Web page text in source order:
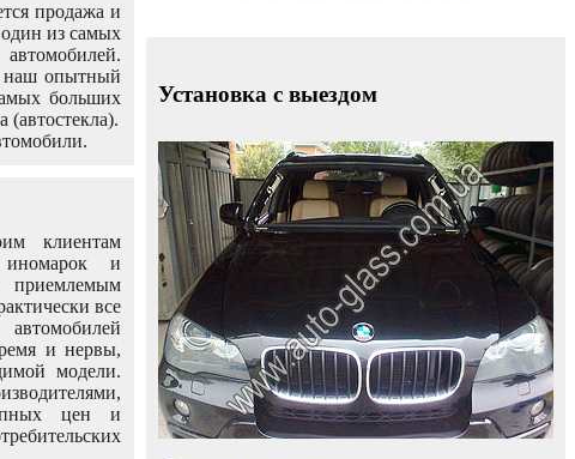
продажа и
один из самых
наш опытный
больших
(автостекла).
клиентам
иномарок и
приемлемым
все
и нервы,
модели.
цен и
Установка с выездом